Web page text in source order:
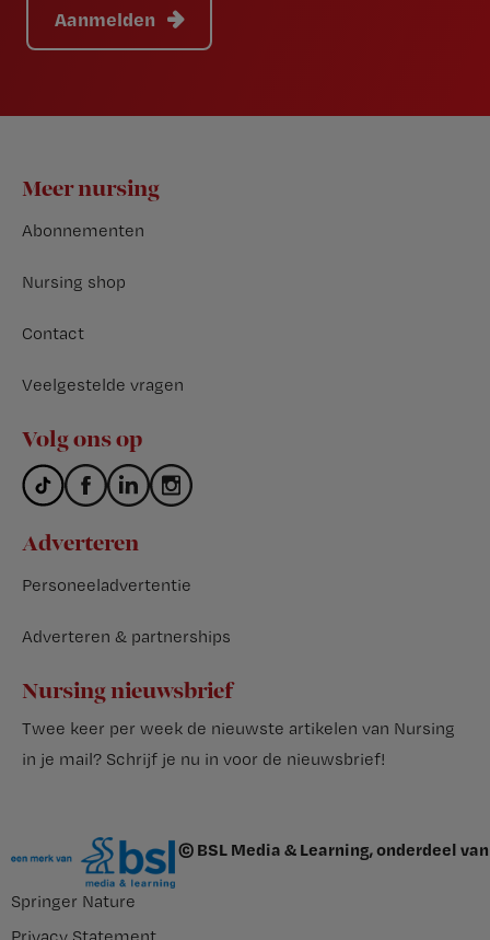
Aanmelden
Footer
Meer nursing
Abonnementen
Nursing shop
Contact
Veelgestelde vragen
Volg ons op
Adverteren
Personeeladvertentie
Adverteren & partnerships
Nursing nieuwsbrief
Twee keer per week de nieuwste artikelen van Nursing
in je mail? Schrijf je nu in voor de nieuwsbrief!
© BSL Media & Learning, onderdeel van
Springer Nature
Privacy Statement